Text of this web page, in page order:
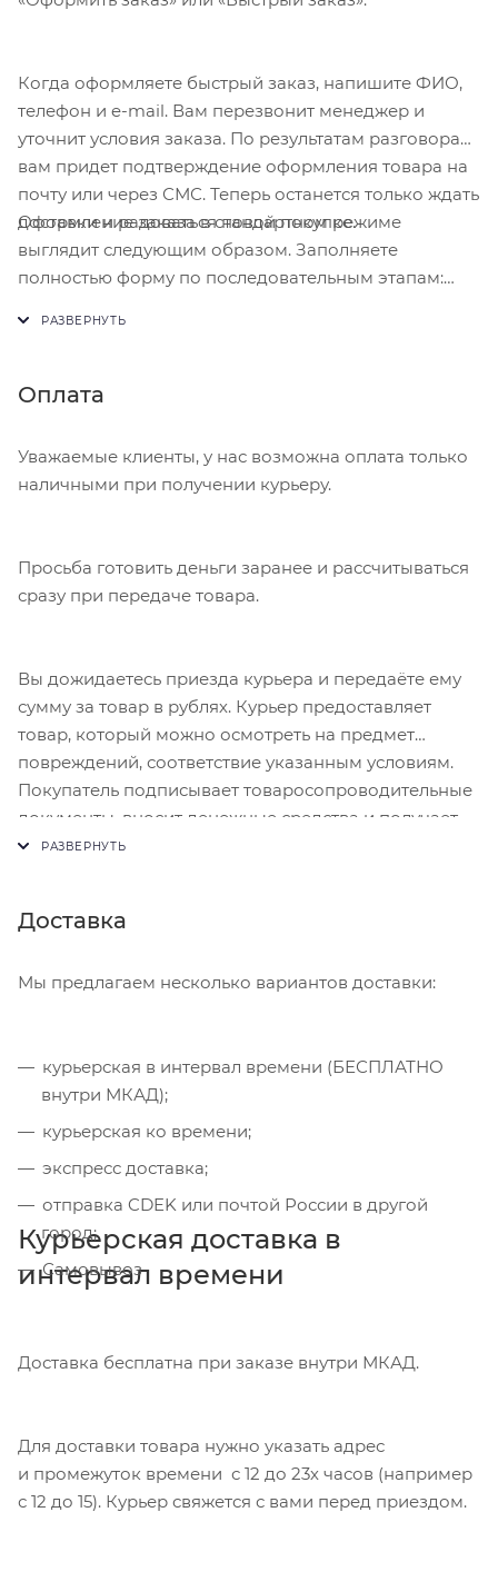
Когда оформляете быстрый заказ, напишите ФИО,
телефон и e-mail. Вам перезвонит менеджер и
уточнит условия заказа. По результатам разговора
вам придет подтверждение оформления товара на
почту или через СМС. Теперь останется только ждать
доставки и радоваться новой покупке.
Оформление заказа в стандартном режиме
выглядит следующим образом. Заполняете
полностью форму по последовательным этапам:
Нажмите кнопку «Оформить заказ».
Оплата
Уважаемые клиенты, у нас возможна оплата только
наличными при получении курьеру.
Просьба готовить деньги заранее и рассчитываться
сразу при передаче товара.
Вы дожидаетесь приезда курьера и передаёте ему
сумму за товар в рублях. Курьер предоставляет
товар, который можно осмотреть на предмет
повреждений, соответствие указанным условиям.
Покупатель подписывает товаросопроводительные
документы, вносит денежные средства и получает
чек.
Доставка
Мы предлагаем несколько вариантов доставки:
курьерская в интервал времени (БЕСПЛАТНО
внутри МКАД);
курьерская ко времени;
экспресс доставка;
отправка CDEK или почтой России в другой
город;
Самовывоз
Курьерская доставка в
интервал времени
Доставка бесплатна при заказе внутри МКАД.
Для доставки товара нужно указать адрес
и промежуток времени с 12 до 23х часов (например
с 12 до 15). Курьер свяжется с вами перед приездом.